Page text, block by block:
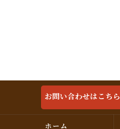
お問い合わせはこちら
ホーム